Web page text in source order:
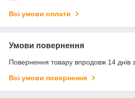
Всі умови оплати
Умови повернення
Повернення товару впродовж 14 днів
Всі умови повернення